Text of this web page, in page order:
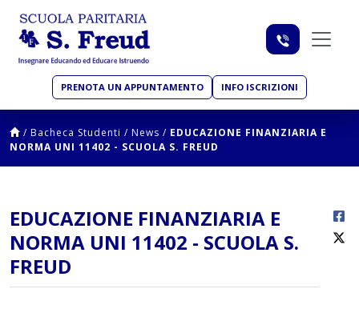
PRENOTA UN APPUNTAMENTO INFO ISCRIZIONI
/ Bacheca Studenti / News / EDUCAZIONE FINANZIARIA E
NORMA UNI 11402 - SCUOLA S. FREUD
EDUCAZIONE FINANZIARIA E
NORMA UNI 11402 - SCUOLA S.
FREUD